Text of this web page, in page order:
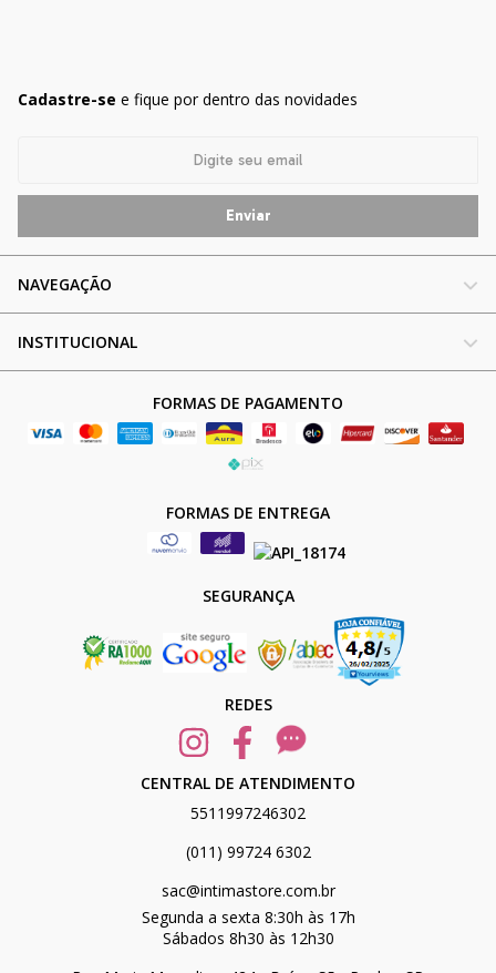
Cadastre-se e fique por dentro das novidades
NAVEGAÇÃO
INSTITUCIONAL
FORMAS DE PAGAMENTO
FORMAS DE ENTREGA
SEGURANÇA
REDES
CENTRAL DE ATENDIMENTO
5511997246302
(011) 99724 6302
sac@intimastore.com.br
Segunda a sexta 8:30h às 17h
Sábados 8h30 às 12h30